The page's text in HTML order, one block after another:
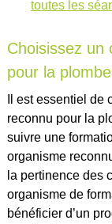
toutes les
Choisissez un
pour la
Il est essentiel
reconnu pour la
suivre une
organisme
la pertinence des
organisme de
bénéficier d’un